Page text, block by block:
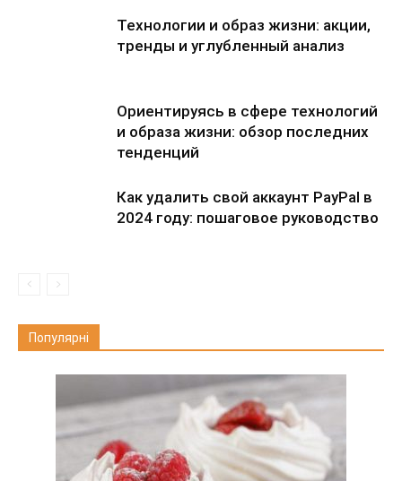
Технологии и образ жизни: акции,
тренды и углубленный анализ
Ориентируясь в сфере технологий
и образа жизни: обзор последних
тенденций
Как удалить свой аккаунт PayPal в
2024 году: пошаговое руководство
Популярні